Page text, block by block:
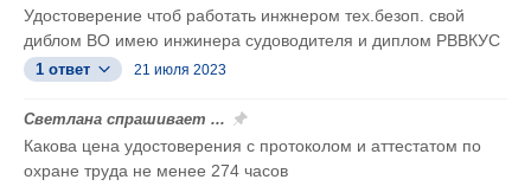
Удостоверение чтоб работать инжнером тех.безоп. свой
диблом ВО имею инжинера судоводителя и диплом РВВКУС
1 ответ 21 июля 2023
Светлана спрашивает ...
Какова цена удостоверения с протоколом и аттестатом по
охране труда не менее 274 часов